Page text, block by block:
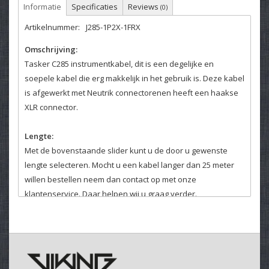
Informatie Specificaties Reviews (0)
Artikelnummer: J285-1P2X-1FRX
Omschrijving:
Tasker C285 instrumentkabel, dit is een degelijke en
soepele kabel die erg makkelijk in het gebruik is. Deze kabel
is afgewerkt met Neutrik connectorenen heeft een haakse
XLR connector.
Lengte:
Met de bovenstaande slider kunt u de door u gewenste
lengte selecteren. Mocht u een kabel langer dan 25 meter
willen bestellen neem dan contact op met onze
klantenservice. Daar helpen wij u graag verder.
Het is mogelijk om de kabels van kleurcodering te voorzien,
deze optie kunt u hierboven selecteren.